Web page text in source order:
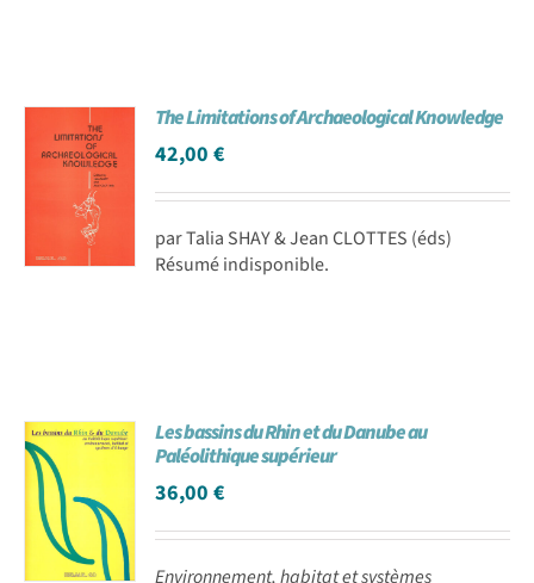
The Limitations of Archaeological Knowledge
42,00€
par Talia SHAY & Jean CLOTTES (éds)
Résumé indisponible.
Les bassins du Rhin et du Danube au
Paléolithique supérieur
36,00€
Environnement, habitat et systèmes